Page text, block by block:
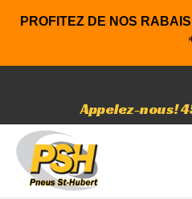
PROFITEZ DE NOS RABAIS
Appelez-nous!